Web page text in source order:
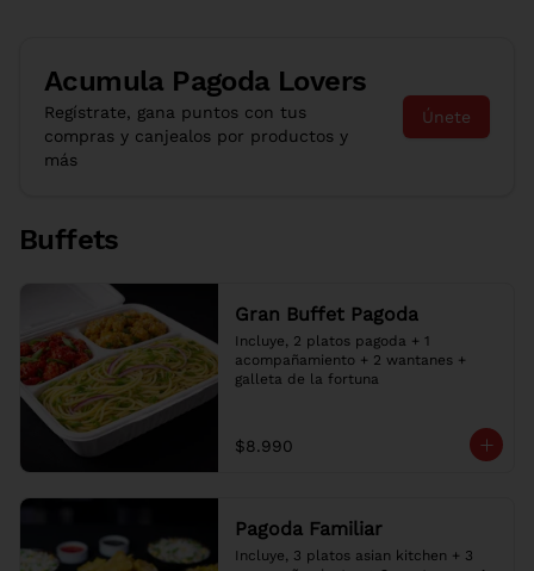
Acumula Pagoda Lovers
Regístrate, gana puntos con tus
compras y canjealos por productos y
más
Únete
Buffets
Gran Buffet Pagoda
Incluye, 2 platos pagoda + 1
acompañamiento + 2 wantanes +
galleta de la fortuna
$8.990
Pagoda Familiar
Incluye, 3 platos asian kitchen + 3